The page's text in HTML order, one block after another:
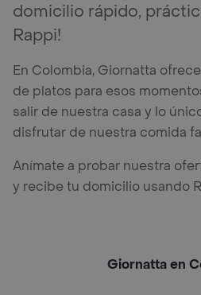
domicilio rápido,
Rappi!
En Colombia, Giornatta
de platos para esos
salir de nuestra casa y lo
disfrutar de nuestra comida
Anímate a probar nuestra
y recibe tu domicilio usando
Giornatta en